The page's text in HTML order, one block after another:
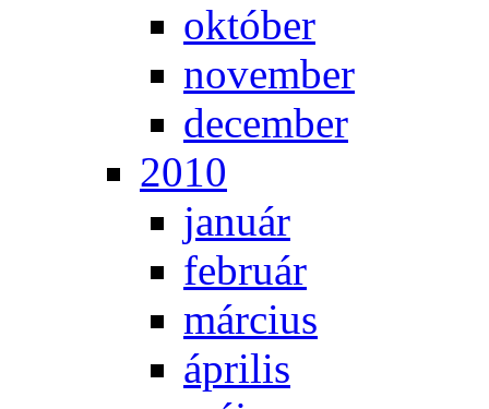
ok­tó­ber
no­vem­ber
de­cem­ber
2010
ja­nu­ár
feb­ru­ár
már­ci­us
áp­ri­lis